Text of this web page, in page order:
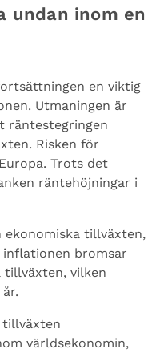
undan inom en
en viktig
Utmaningen är
räntestegringen
Risken för
Trots det
räntehöjningar i
ekonomiska tillväxten,
inflationen bromsar
tillväxten, vilken
tillväxten
världsekonomin,